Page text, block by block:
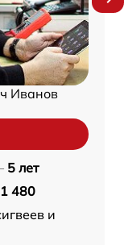
Иванов
5 лет
1 480
и